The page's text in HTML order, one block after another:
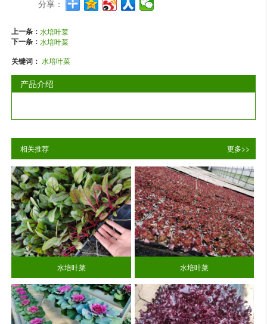
分享：
上一条：水培叶菜
下一条：水培叶菜
关键词：水培叶菜
产品介绍
相关推荐 更多>>
水培叶菜 水培叶菜